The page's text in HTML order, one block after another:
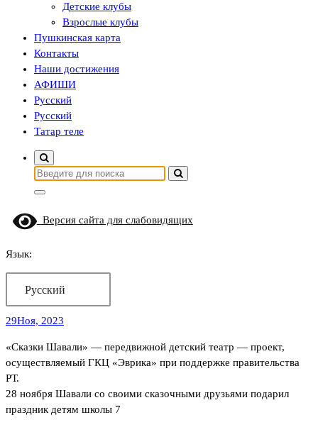
Детские клубы
Взрослые клубы
Пушкинская карта
Контакты
Наши достижения
АФИШИ
Русский
Русский
Татар теле
Найти:
Версия сайта для слабовидящих
Язык:
Русский
29Ноя, 2023
«Сказки Шавали» — передвижной детский театр — проект,
осуществляемый ГКЦ «Эврика» при поддержке правительства
РТ.
28 ноября Шавали со своими сказочными друзьями подарил
праздник детям школы 7